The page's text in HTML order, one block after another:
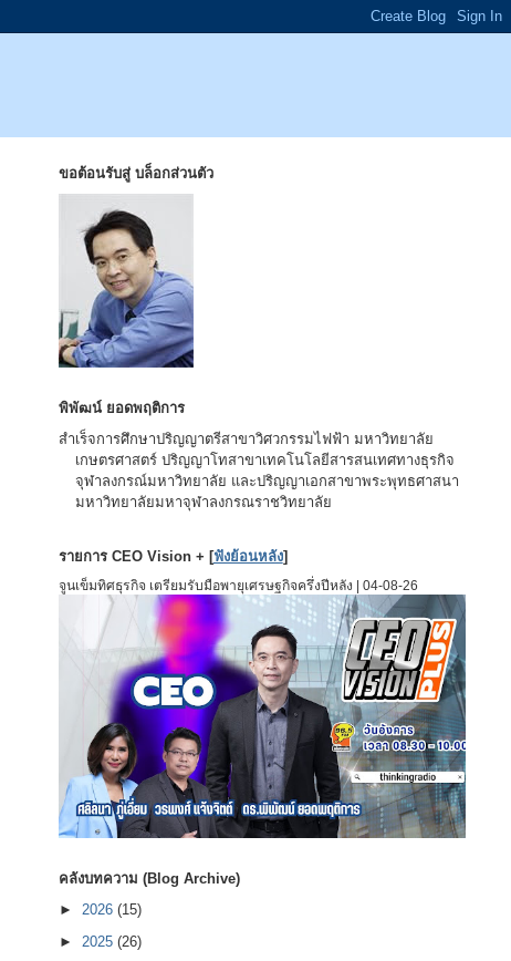
ขอต้อนรับสู่ บล็อกส่วนตัว
พิพัฒน์ ยอดพฤติการ
สำเร็จการศึกษาปริญญาตรีสาขาวิศวกรรมไฟฟ้า มหาวิทยาลัย
เกษตรศาสตร์ ปริญญาโทสาขาเทคโนโลยีสารสนเทศทางธุรกิจ
จุฬาลงกรณ์มหาวิทยาลัย และปริญญาเอกสาขาพระพุทธศาสนา
มหาวิทยาลัยมหาจุฬาลงกรณราชวิทยาลัย
รายการ CEO Vision + [ฟังย้อนหลัง]
จูนเข็มทิศธุรกิจ เตรียมรับมือพายุเศรษฐกิจครึ่งปีหลัง | 04-08-26
คลังบทความ (Blog Archive)
► 2026 (15)
► 2025 (26)